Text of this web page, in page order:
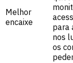
Melhor
encaixe
para
nos
os